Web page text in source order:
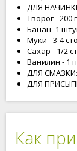
ДЛЯ
Творог - 200
Банан -1
Муки - 3-4
Сахар - 1/2
Ванилин - 1
ДЛЯ
ДЛЯ
Как